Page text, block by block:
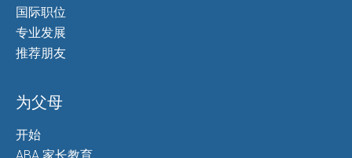
国际职位
专业发展
推荐朋友
为父母
开始